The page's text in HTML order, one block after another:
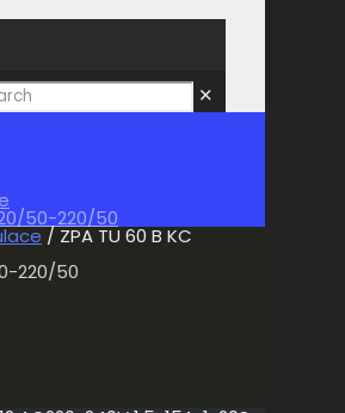
✕
50-220/50
/ ZPA TU 60 B KC
220/50